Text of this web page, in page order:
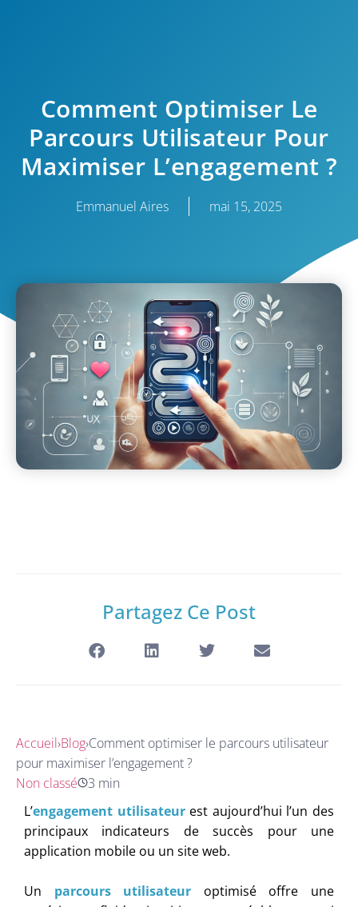
Comment Optimiser Le
Parcours Utilisateur Pour
Maximiser L’engagement ?
Emmanuel Aires mai 15, 2025
Partagez Ce Post
Accueil›Blog›Comment optimiser le parcours utilisateur
pour maximiser l’engagement ?
Non classé
3 min
L’engagement utilisateurest aujourd’hui l’un des
principaux indicateurs de succès pour une
application mobile ou un site web.
Un parcours utilisateur optimisé offre une